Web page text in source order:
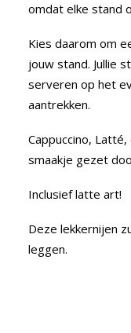
omdat elke stand
Kies daarom om
jouw stand. Jullie
serveren op het
aantrekken.
Cappuccino,
smaakje gezet
Inclusief latte art!
Deze lekkernijen
leggen.